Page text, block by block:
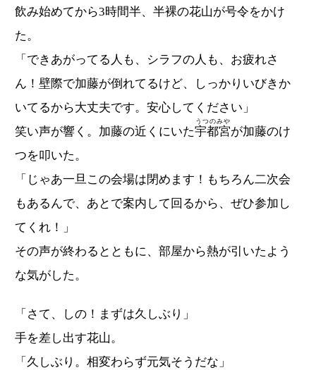
飲み始めてから3時間半、半裸の花山が号令をかけ
た。
「できあがってる人も、シラフの人も、お疲れさ
ん！壁際で加藤が倒れてるけど、しっかりいびきか
いてるから大丈夫です。安心してください」
笑い声が響く。加藤の近くにいた宇都宮
うつのみや
が加藤のけ
つを叩いた。
「じゃあ一旦この会場は閉めます！もちろん二次会
もあるんで、あとで案内して回るから、ぜひ参加し
てくれ！」
その声が終わるとともに、部屋から熱が引いたよう
な気がした。
「さて、しの！まずは久しぶり」
手を差し出す花山。
「久しぶり。相変わらず元気そうだな」